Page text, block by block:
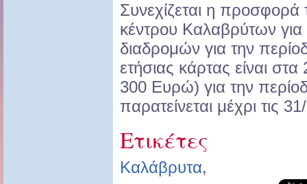
Συνεχίζεται η προσφορά
κέντρου Καλαβρύτων για
διαδρομών για την
ετήσιας κάρτας είναι
300 Ευρώ) για την
παρατείνεται μέχρι τις
Ετικέτες
Καλάβρυτα,